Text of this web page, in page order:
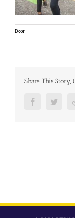
Door
Share This Story,
Facebook